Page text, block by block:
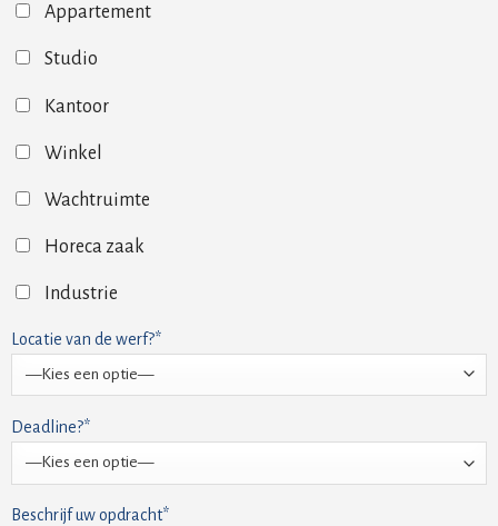
Appartement
Studio
Kantoor
Winkel
Wachtruimte
Horeca zaak
Industrie
Locatie van de werf?*
Deadline?*
Beschrijf uw opdracht*